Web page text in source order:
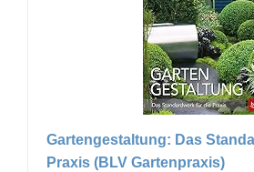
Gartengestaltung: Das
Praxis (BLV Gartenpraxis)